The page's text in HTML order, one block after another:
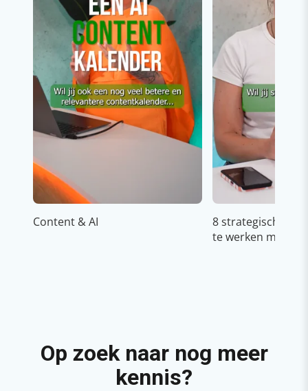
Content & AI
8 strategische
te werken met
Op zoek naar nog meer
kennis?